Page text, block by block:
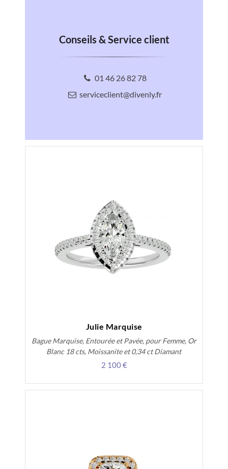
Conseils & Service client
01 46 26 82 78
serviceclient@divenly.fr
Julie Marquise
Bague Marquise, Entourée et Pavée, pour Femme, Or
Blanc 18 cts, Moissanite et 0,34 ct Diamant
2 100 €